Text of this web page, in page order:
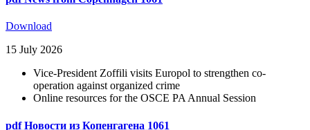
Download
15 July 2026
Vice-President Zoffili visits Europol to strengthen co-
operation against organized crime
Online resources for the OSCE PA Annual Session
pdf Новости из Копенгагена 1061